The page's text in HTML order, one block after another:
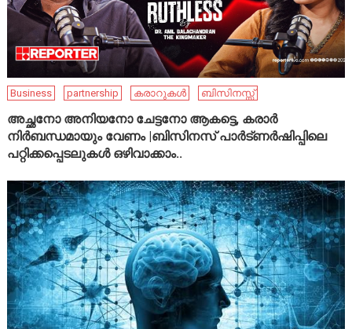
Business partnership കരാറുകൾ ബിസിനസ്സ്
അച്ഛനോ അനിയനോ ചേട്ടനോ ആകട്ടെ, കരാർ
നിർബന്ധമായും വേണം |ബിസിനസ് പാർട്ണർഷിപ്പിലെ
പറ്റിക്കപ്പെടലുകൾ ഒഴിവാക്കാം..